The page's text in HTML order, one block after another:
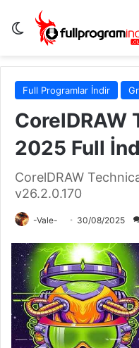
Dış görünümü
Full Programlar İndir
CorelDRAW
2025 Full
CorelDRAW
v26.2.0.170
-Vale- 30/08/2025